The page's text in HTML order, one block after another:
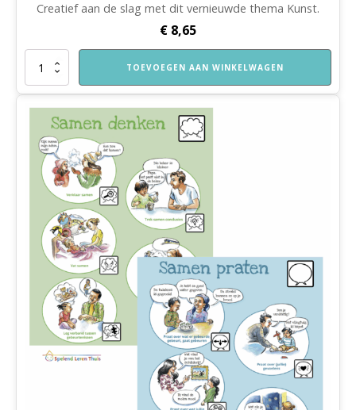
Creatief aan de slag met dit vernieuwde thema Kunst.
€ 8,65
Nieuw!
Thuis
Kleuters
themaboekje
Kunst
aantal
TOEVOEGEN AAN WINKELWAGEN